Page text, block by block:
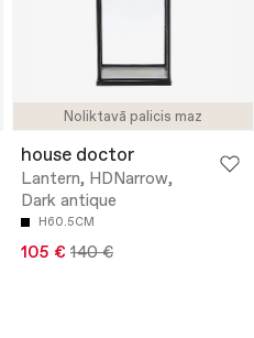
Noliktavā palicis maz
house doctor
Lantern, HDNarrow,
Dark antique
H60.5CM
105 € 140 €